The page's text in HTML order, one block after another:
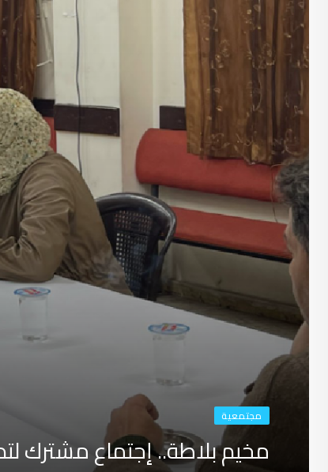
مجتمعية
مخيم بلاطة.. إجتماع مشترك